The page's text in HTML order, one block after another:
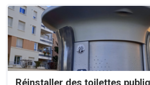
Réinstaller des toilettes